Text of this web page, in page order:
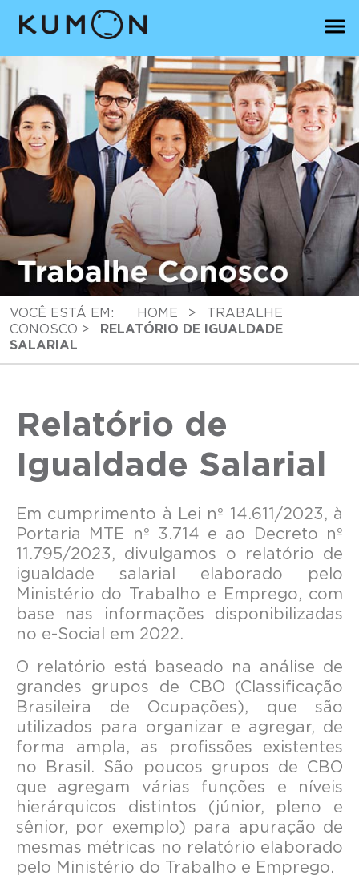
VOCÊ ESTÁ EM: HOME >
TRABALHE
CONOSCO >
RELATÓRIO DE IGUALDADE
SALARIAL
Relatório de
Igualdade Salarial
Em cumprimento à Lei nº 14.611/2023, à
Portaria MTE nº 3.714 e ao Decreto nº
11.795/2023, divulgamos o relatório de
igualdade salarial elaborado pelo
Ministério do Trabalho e Emprego, com
base nas informações disponibilizadas
no e-Social em 2022.
O relatório está baseado na análise de
grandes grupos de CBO (Classificação
Brasileira de Ocupações), que são
utilizados para organizar e agregar, de
forma ampla, as profissões existentes
no Brasil. São poucos grupos de CBO
que agregam várias funções e níveis
hierárquicos distintos (júnior, pleno e
sênior, por exemplo) para apuração de
mesmas métricas no relatório elaborado
pelo Ministério do Trabalho e Emprego.